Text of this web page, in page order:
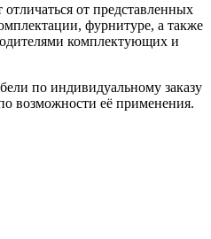
от представленных
фурнитуре, а также
комплектующих и
по индивидуальному заказу
возможности её применения.